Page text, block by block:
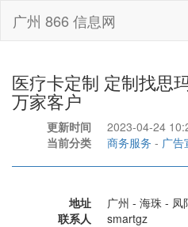
广州 866 信息网
医疗卡定制 定制找思
万家客户
更新时间
2023-04-24
当前分类
商务服务 - 广告
地址
广州 - 海珠 - 凤
联系人
smartgz